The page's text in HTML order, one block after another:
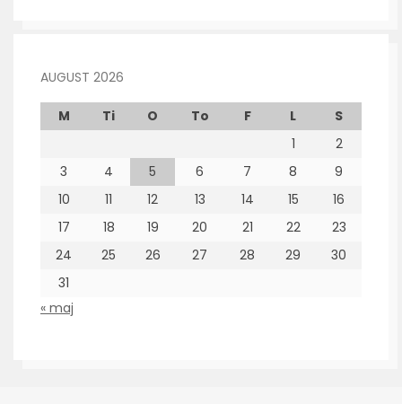
AUGUST 2026
M Ti O To F L
S
1
2
3
4 5 6 7 8
9
10
11 12 13 14 15
16
17
18 19 20 21 22
23
24
25 26 27 28 29
30
31
« maj